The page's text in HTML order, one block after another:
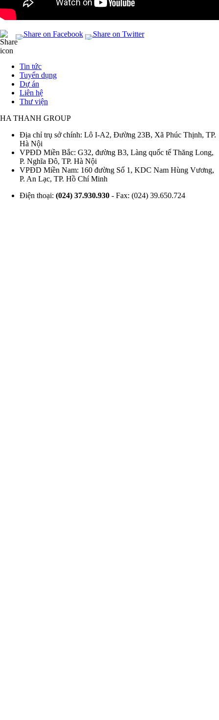
Footer
Tin tức
Tuyển dụng
Dự án
Liên hệ
Thư viện
HA THANH GROUP
Địa chỉ trụ sở chính: Lô I-A2, Đường 23B, Xã Phúc Thịnh, TP.
Hà Nội
VPĐD Miền Bắc: G32, đường B3, Làng quốc tế Thăng Long,
P. Nghĩa Đô, TP. Hà Nội
VPĐD Miền Nam: 160 đường Số 1, KDC Nam Hùng Vương,
P. An Lạc, TP. Hồ Chí Minh
Điện thoại: (024) 37.930.930 - Fax: (024) 39.650.724